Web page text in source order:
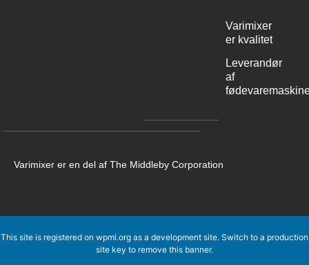
Varimixer
er kvalitet
Leverandør
af
Varimixer er en del af The Middleby Corporation
This site is registered on wpml.org as a development site. Switch to a production
site key to remove this banner.